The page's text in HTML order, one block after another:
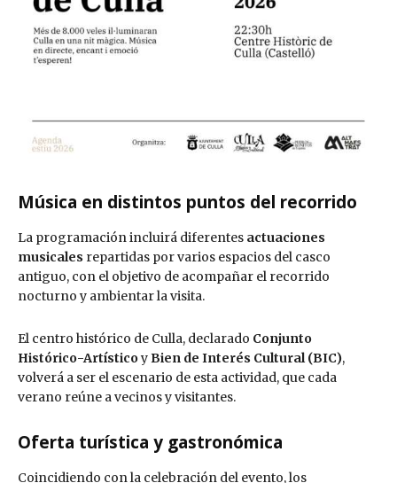
Música en distintos puntos del recorrido
La programación incluirá diferentes actuaciones
musicales repartidas por varios espacios del casco
antiguo, con el objetivo de acompañar el recorrido
nocturno y ambientar la visita.
El centro histórico de Culla, declarado Conjunto
Histórico-ArtísticoyBien de Interés Cultural (BIC),
volverá a ser el escenario de esta actividad, que cada
verano reúne a vecinos y visitantes.
Oferta turística y gastronómica
Coincidiendo con la celebración del evento, los